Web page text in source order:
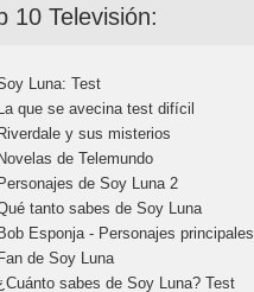
10 Televisión:
Luna: Test
que se avecina test difícil
y sus misterios
de Telemundo
de Soy Luna 2
tanto sabes de Soy Luna
Esponja - Personajes principales
de Soy Luna
sabes de Soy Luna? Test